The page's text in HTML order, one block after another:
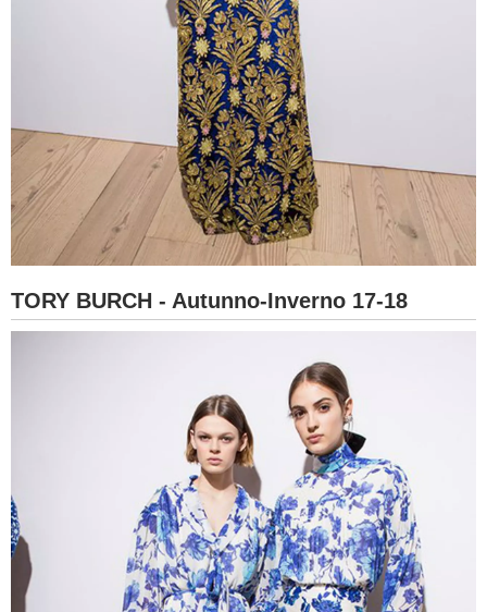
TORY BURCH - Autunno-Inverno 17-18